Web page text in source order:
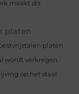
maakt dit
platen
platen
wordt verkregen
op het staal